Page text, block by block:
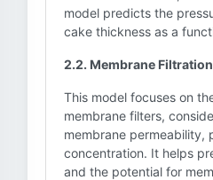
model predicts the
cake thickness as a
2.2. Membrane
This model focuses on
membrane filters,
membrane permeability,
concentration. It helps
and the potential for